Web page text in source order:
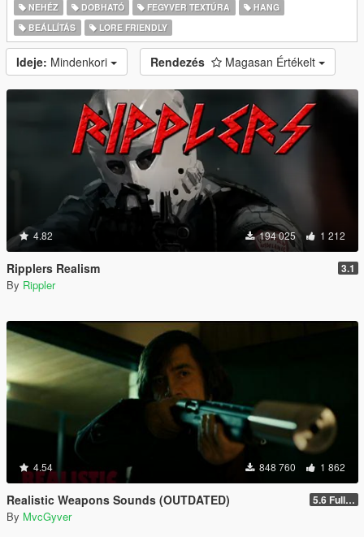
NEHÉZ
DOBHATÓ FEGYVER TEXTÚRA
HANG
BEÁLLÍTÁS
LORE FRIENDLY
Ideje: Mindenkori Rendezés Magasan Értékelt
4.82 194 025 1 212
Ripplers Realism 3.1
By Rippler
4.54 848 760 1 862
Realistic Weapons Sounds (OUTDATED) 5.6 Full Mod Version
By MvcGyver